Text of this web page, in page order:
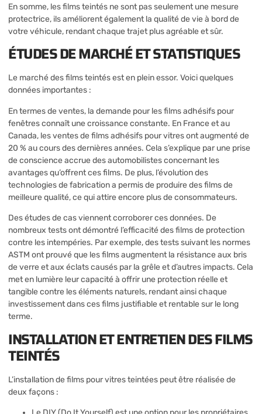
En somme, les films teintés ne sont pas seulement une mesure
protectrice, ils améliorent également la qualité de vie à bord de
votre véhicule, rendant chaque trajet plus agréable et sûr.
ÉTUDES DE MARCHÉ ET STATISTIQUES
Le marché des films teintés est en plein essor. Voici quelques
données importantes :
En termes de ventes, la demande pour les films adhésifs pour
fenêtres connaît une croissance constante. En France et au
Canada, les ventes de films adhésifs pour vitres ont augmenté de
20 % au cours des dernières années. Cela s’explique par une prise
de conscience accrue des automobilistes concernant les
avantages qu’offrent ces films. De plus, l’évolution des
technologies de fabrication a permis de produire des films de
meilleure qualité, ce qui attire encore plus de consommateurs.
Des études de cas viennent corroborer ces données. De
nombreux tests ont démontré l’efficacité des films de protection
contre les intempéries. Par exemple, des tests suivant les normes
ASTM ont prouvé que les films augmentent la résistance aux bris
de verre et aux éclats causés par la grêle et d’autres impacts. Cela
met en lumière leur capacité à offrir une protection réelle et
tangible contre les éléments naturels, rendant ainsi chaque
investissement dans ces films justifiable et rentable sur le long
terme.
INSTALLATION ET ENTRETIEN DES FILMS
TEINTÉS
L’installation de films pour vitres teintées peut être réalisée de
deux façons :